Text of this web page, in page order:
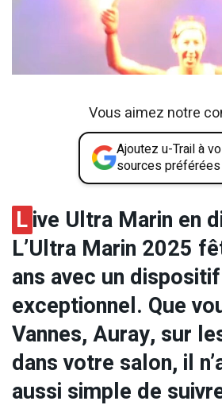
Vous aimez notre
Ajoutez u-Trail à
sources
Live Ultra Marin en
L’Ultra Marin 2025
ans avec un
exceptionnel. Que
Vannes, Auray, sur
dans votre salon, il
aussi simple de